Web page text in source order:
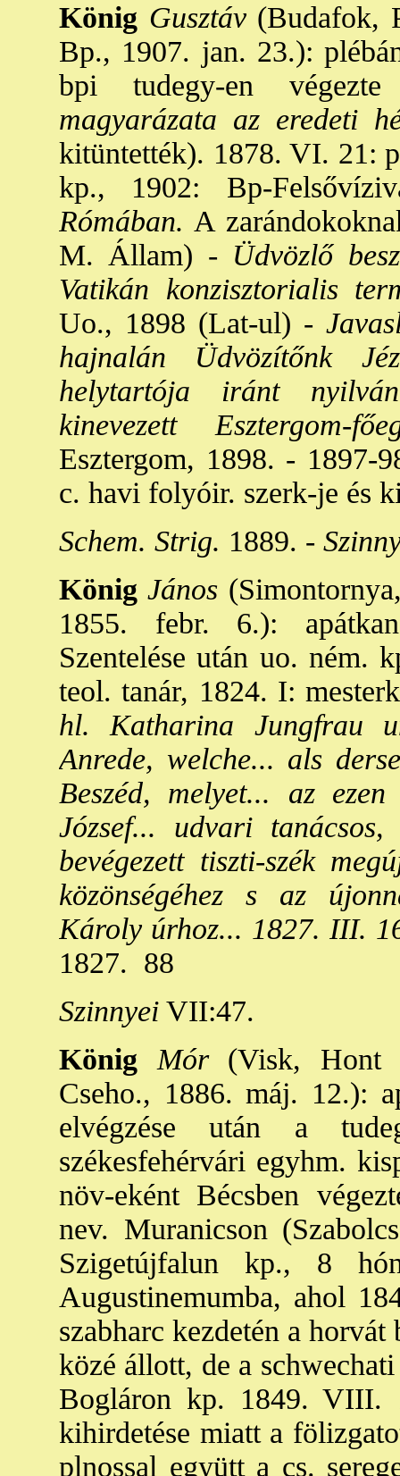
König Gusztáv(Budafok,
Bp., 1907. jan. 23.):
bpi tudegy-en
magyarázata az eredeti
kitüntették). 1878. VI. 21:
kp., 1902: Bp-
Rómában. A
M. Állam) - Üdvözlő
Vatikán konzisztorialis
Uo., 1898 (Lat-ul) -
hajnalán Üdvözítőnk
helytartója iránt
kinevezett
Esztergom, 1898. - 1897-
c. havi folyóir. szerk-je és
Schem. Strig. 1889. -
König János
1855. febr. 6.):
Szentelése után uo. ném.
teol. tanár, 1824. I:
hl. Katharina Jungfrau
Anrede, welche... als
Beszéd, melyet... az
József... udvari
bevégezett tiszti-szék
közönségéhez s az
Károly úrhoz... 1827. III.
1827. 88
Szinnyei VII:47.
König Mór(Visk, Hont
Cseho., 1886. máj. 12.):
elvégzése után a
székesfehérvári egyhm.
növ-eként Bécsben
nev. Muranicson
Szigetújfalun kp., 8
Augustinemumba, ahol
szabharc kezdetén a
közé állott, de a
Bogláron kp. 1849. VIII.
kihirdetése miatt a
plnossal együtt a cs.